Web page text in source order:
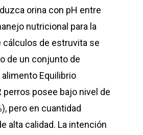
orina con pH entre
nutricional para la
cálculos de estruvita se
de un conjunto de
Equilibrio
perros posee bajo nivel de
pero en cuantidad
alta calidad. La intención